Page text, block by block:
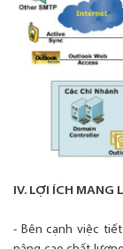
IV. LỢI ÍCH MANG
- Bên cạnh việc